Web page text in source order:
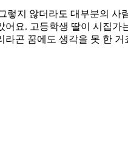
렇지 않더라도 대부분의 사
요. 고등학생 딸이 시집가
곤 꿈에도 생각을 못 한 거